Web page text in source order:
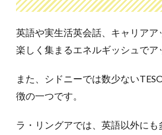
英語や実生活英会話、キャリア
楽しく集まるエネルギッシュで
また、シドニーでは数少ない
徴の一つです。
ラ・リングアでは、英語以外に